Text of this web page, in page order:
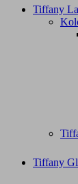
Tiffany
Tiffany